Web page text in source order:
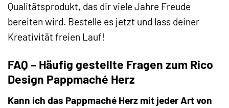
Qualitätsprodukt, das dir viele Jahre Freude
bereiten wird. Bestelle es jetzt und lass deiner
Kreativität freien Lauf!
FAQ – Häufig gestellte Fragen zum Rico
Design Pappmaché Herz
Kann ich das Pappmaché Herz mit jeder Art von